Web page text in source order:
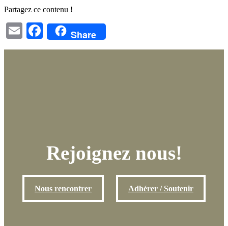
Partagez ce contenu !
EmailFacebook
Share
Rejoignez nous!
Nous rencontrer Adhérer / Soutenir